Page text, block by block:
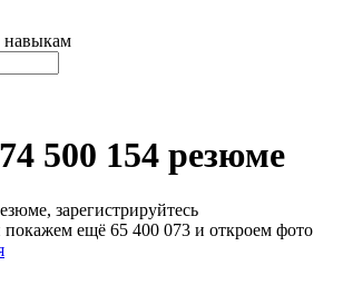
навыкам
500 154 резюме
зарегистрируйтесь
покажем ещё 65 400 073 и откроем фото